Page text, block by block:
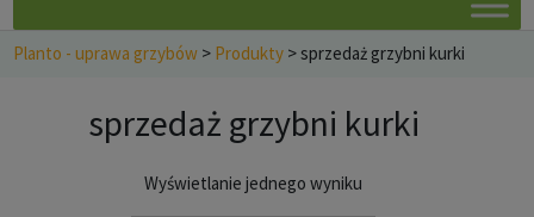
Planto - uprawa grzybów > Produkty >sprzedaż grzybni kurki
sprzedaż grzybni kurki
Wyświetlanie jednego wyniku